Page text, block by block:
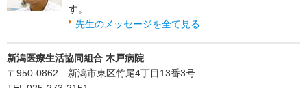
す。
先生のメッセージを全て見る
新潟医療生活協同組合 木戸病院
〒950-0862 新潟市東区竹尾4丁目13番3号